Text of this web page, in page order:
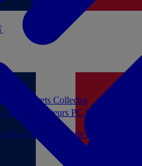
Décoration PapeterieJeux de société
Coffrets Collector
audio Moniteurs PC Casques filaires